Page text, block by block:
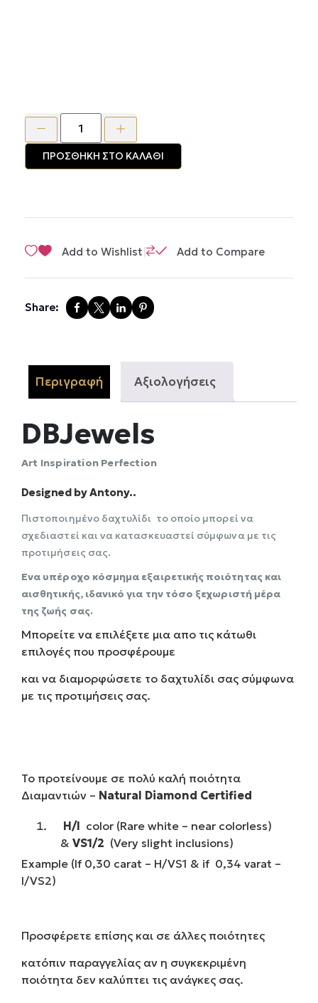
ΠΡΟΣΘΉΚΗ ΣΤΟ ΚΑΛΆΘΙ
Add to Wishlist| Add to Compare
Share:
Περιγραφή Αξιολογήσεις
DBJewels
Αrt Inspiration Perfection
Designed by Antony..
Πιστοποιημένο δαχτυλίδι το οποίο μπορεί να
σχεδιαστεί και να κατασκευαστεί σύμφωνα με τις
προτιμήσεις σας.
Ενα υπέροχο κόσμημα εξαιρετικής ποιότητας και
αισθητικής, ιδανικό για την τόσο ξεχωριστή μέρα
της ζωής σας.
Μπορείτε να επιλέξετε μια απο τις κάτωθι
επιλογές που προσφέρουμε
και να διαμορφώσετε το δαχτυλίδι σας σύμφωνα
με τις προτιμήσεις σας.
Το προτείνουμε σε πολύ καλή ποιότητα
Διαμαντιών – Natural Diamond Certified
H/I color (Rare white – near colorless)
& VS1/2 (Very slight inclusions)
Example (If 0,30 carat – H/VS1 & if 0,34 varat –
I/VS2)
Προσφέρετε επίσης και σε άλλες ποιότητες
κατόπιν παραγγελίας αν η συγκεκριμένη
ποιότητα δεν καλύπτει τις ανάγκες σας.